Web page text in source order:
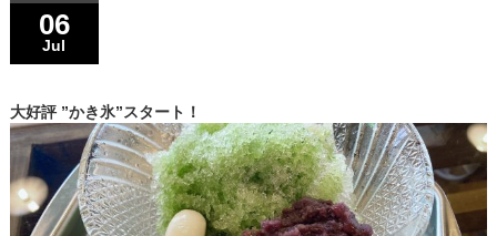
06
Jul
大好評 ”かき氷”スタート！